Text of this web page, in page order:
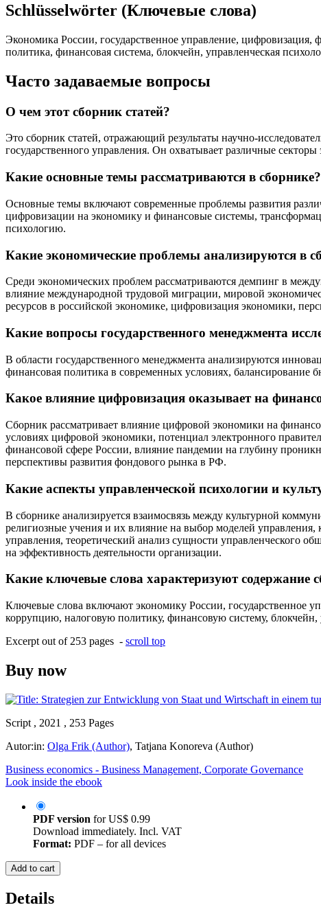
Schlüsselwörter (Ключевые слова)
Экономика России, государственное управление,
политика, финансовая система, блокчейн, управленческая
Часто задаваемые вопросы
О чем этот сборник статей?
Это сборник статей, отражающий результаты научно-
государственного управления. Он охватывает различные
Какие основные темы рассматриваются в сборнике?
Основные темы включают современные проблемы развития
цифровизации на экономику и финансовые системы,
психологию.
Какие экономические проблемы анализируются в
Среди экономических проблем рассматриваются демпинг в
влияние международной трудовой миграции, мировой
ресурсов в российской экономике, цифровизация экономики,
Какие вопросы государственного менеджмента
В области государственного менеджмента анализируются
финансовая политика в современных условиях, балансирование
Какое влияние цифровизация оказывает на
Сборник рассматривает влияние цифровой экономики на
условиях цифровой экономики, потенциал электронного
финансовой сфере России, влияние пандемии на глубину
перспективы развития фондового рынка в РФ.
Какие аспекты управленческой психологии и
В сборнике анализируется взаимосвязь между культурной
религиозные учения и их влияние на выбор моделей
управления, теоретический анализ сущности управленческого
на эффективность деятельности организации.
Какие ключевые слова характеризуют содержание
Ключевые слова включают экономику России,
коррупцию, налоговую политику, финансовую систему,
Excerpt out of 253 pages - scroll top
Buy now
Script , 2021 , 253 Pages
Autor:in: Olga Frik (Author), Tatjana Konoreva (Author)
Business economics - Business Management, Corporate Governance
Look inside the ebook
PDF version forUS$ 0.99
Download immediately. Incl. VAT
Format: PDF – for all devices
Add to cart
Details